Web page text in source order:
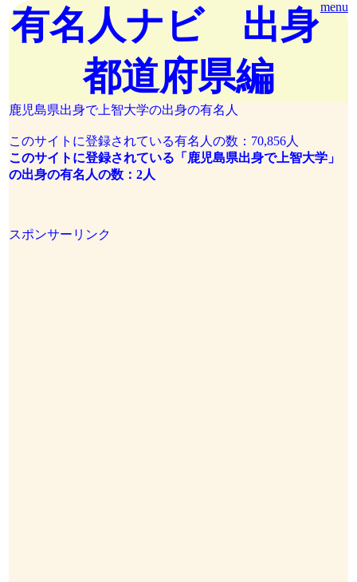
menu
有名人ナビ 出身
都道府県編
鹿児島県出身で上智大学の出身の有名人
このサイトに登録されている有名人の数：70,856人
このサイトに登録されている「鹿児島県出身で上智大学」
の出身の有名人の数：2人
スポンサーリンク